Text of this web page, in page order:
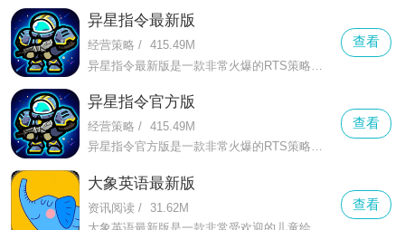
异星指令最新版
经营策略 / 415.49M
查看
异星指令官方版
经营策略 / 415.49M
异星指令官方版是一款非常火爆的RTS策略手游，这款游戏作为凉屋游戏的全新作品，延续了高品质的Q版像素画风，以星际探索为题材，玩家可以自由选择阵营开启星际争霸，丰富的战役等你来指挥。
查看
大象英语最新版
资讯阅读 /
31.62M
查看